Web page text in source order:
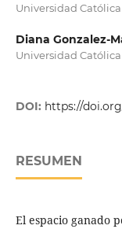
Universidad
Diana Gonzalez-
Universidad
DOI: https://
RESUMEN
El espacio ganado